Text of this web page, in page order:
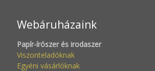
Webáruházaink
Papír-írószer és irodaszer
Viszonteladóknak
Egyéni vásárlóknak